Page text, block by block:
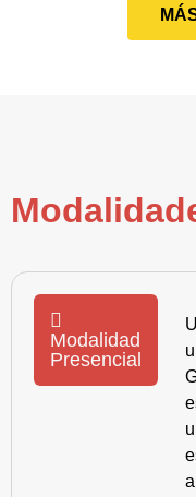
Modalidad
Presencial